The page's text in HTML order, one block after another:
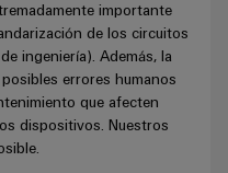
importante
de los circuitos
ingeniería). Además, la
errores humanos
que afecten
dispositivos. Nuestros